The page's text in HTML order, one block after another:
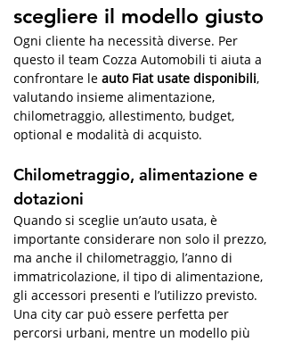
scegliere il modello giusto
Ogni cliente ha necessità diverse. Per
questo il team Cozza Automobili ti aiuta a
confrontare le auto Fiat usate disponibili,
valutando insieme alimentazione,
chilometraggio, allestimento, budget,
optional e modalità di acquisto.
Chilometraggio, alimentazione e
dotazioni
Quando si sceglie un’auto usata, è
importante considerare non solo il prezzo,
ma anche il chilometraggio, l’anno di
immatricolazione, il tipo di alimentazione,
gli accessori presenti e l’utilizzo previsto.
Una city car può essere perfetta per
percorsi urbani, mentre un modello più